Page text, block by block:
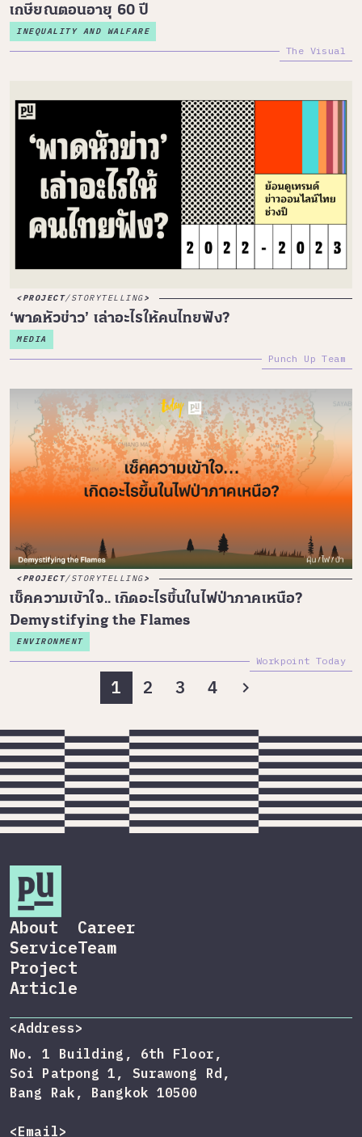
เกษียณตอนอายุ 60 ปี
INEQUALITY AND WALFARE
The Visual
PROJECT/STORYTELLING
‘พาดหัวข่าว’ เล่าอะไรให้คนไทยฟัง?
MEDIA
Punch Up Team
PROJECT/STORYTELLING
เช็คความเข้าใจ.. เกิดอะไรขึ้นในไฟป่าภาคเหนือ?
Demystifying the Flames
ENVIRONMENT
Workpoint Today
1 2 3 4 chevron_right
About
Service
Project
Article
Career
Team
<Address>
No. 1 Building, 6th Floor,
Soi Patpong 1, Surawong Rd,
Bang Rak, Bangkok 10500
<Email>